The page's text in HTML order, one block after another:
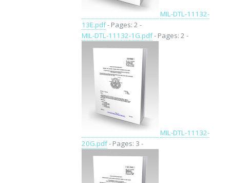
MIL-DTL-11132-
13E.pdf- Pages: 2 -
MIL-DTL-11132-1G.pdf- Pages: 2 -
MIL-DTL-11132-
20G.pdf- Pages: 3 -